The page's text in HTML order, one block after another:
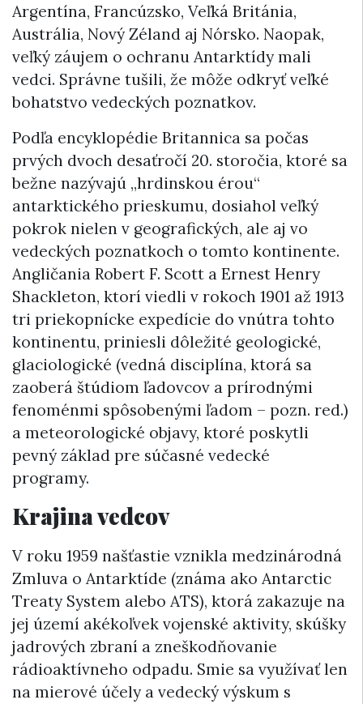
Argentína, Francúzsko, Veľká Británia,
Austrália, Nový Zéland aj Nórsko. Naopak,
veľký záujem o ochranu Antarktídy mali
vedci. Správne tušili, že môže odkryť veľké
bohatstvo vedeckých poznatkov.
Podľa encyklopédie Britannica sa počas
prvých dvoch desaťročí 20. storočia, ktoré sa
bežne nazývajú „hrdinskou érou“
antarktického prieskumu, dosiahol veľký
pokrok nielen v geografických, ale aj vo
vedeckých poznatkoch o tomto kontinente.
Angličania Robert F. Scott a Ernest Henry
Shackleton, ktorí viedli v rokoch 1901 až 1913
tri priekopnícke expedície do vnútra tohto
kontinentu, priniesli dôležité geologické,
glaciologické (vedná disciplína, ktorá sa
zaoberá štúdiom ľadovcov a prírodnými
fenoménmi spôsobenými ľadom – pozn. red.)
a meteorologické objavy, ktoré poskytli
pevný základ pre súčasné vedecké
programy.
Krajina vedcov
V roku 1959 našťastie vznikla medzinárodná
Zmluva o Antarktíde (známa ako Antarctic
Treaty System alebo ATS), ktorá zakazuje na
jej území akékoľvek vojenské aktivity, skúšky
jadrových zbraní a zneškodňovanie
rádioaktívneho odpadu. Smie sa využívať len
na mierové účely a vedecký výskum s